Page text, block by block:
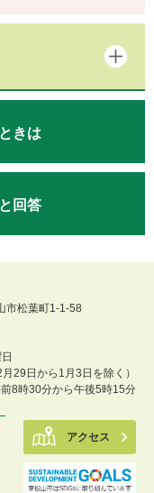
きは
回答
松葉町1-1-58
月29日から1月3日を除く）
8時30分から午後5時15分
アクセス